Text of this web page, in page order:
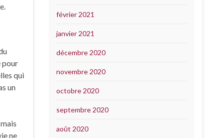
pour
qui
un
ne
février 2021
janvier 2021
décembre 2020
novembre 2020
octobre 2020
septembre 2020
août 2020